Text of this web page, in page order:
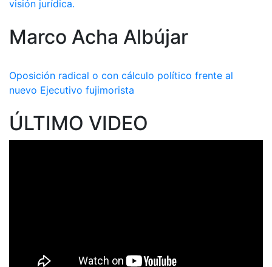
visión jurídica.
Marco Acha Albújar
Oposición radical o con cálculo político frente al
nuevo Ejecutivo fujimorista
ÚLTIMO VIDEO